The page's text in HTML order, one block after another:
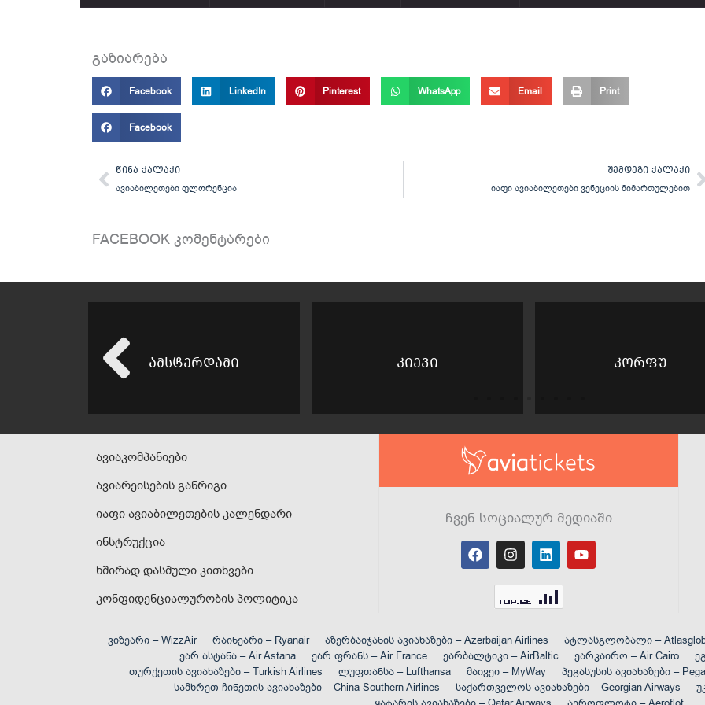
გაზიარება
Facebook LinkedIn Pinterest WhatsApp Email Print
Facebook
Prev
ᲬᲘᲜᲐ ᲥᲐᲚᲐᲥᲘ
ავიაბილეთები ფლორენცია
ᲨᲔᲛᲓᲔᲒᲘ ᲥᲐᲚᲐᲥᲘ
იაფი ავიაბილეთები ვენეციის მიმართულებით
FACEBOOK კომენტარები
ამსტერდამი კიევი კორფუ
ავიაკომპანიები
ავიარეისების განრიგი
იაფი ავიაბილეთების კალენდარი
ინსტრუქცია
ხშირად დასმული კითხვები
კონფიდენციალურობის პოლიტიკა
ჩვენ სოციალურ მედიაში
F
a
c
k
I
n
s
t
a
a
m
L
i
n
k
e
n
Y
o
u
ვიზეარი – WizzAir რაინეარი – Ryanair აზერბაიჯანის ავიახაზები – Azerbaijan Airlines
ატლასგლობალი –
ეარ ასტანა – Air Astana
ეარ ფრანს – Air France ეარბალტიკი – AirBaltic ეარკაირო – Air Cairo
თურქეთის ავიახაზები – Turkish Airlines
ლუფთანსა – Lufthansa მაივეი – MyWay
პეგასუსის ავიახაზები –
სამხრეთ ჩინეთის ავიახაზები – China Southern Airlines
საქართველოს ავიახაზები – Georgian Airways